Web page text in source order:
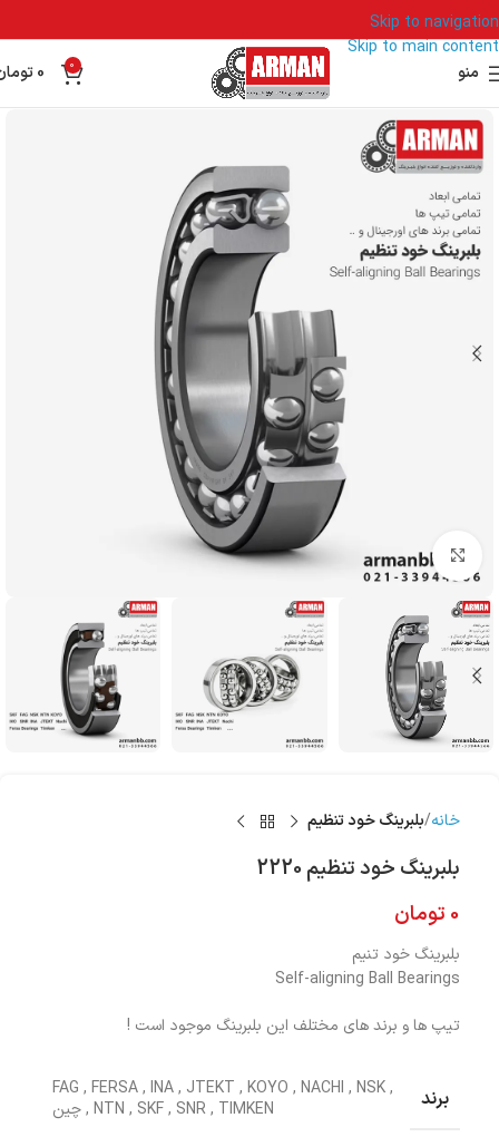
Skip to navigation
Skip to main content
منو
0
0
بزرگنمایی تصویر
خانه بلبرینگ‌ خود تنظیم
بلبرینگ‌ خود تنظیم 2220
0 تومان
بلبرینگ خود تنیم
Self-aligning Ball Bearings
تیپ ها و برند های مختلف این بلبرینگ موجود است !
برند FAG , FERSA, INA, JTEKT , KOYO , NACHI , NSK,
NTN , SKF, SNR, TIMKEN
,چین